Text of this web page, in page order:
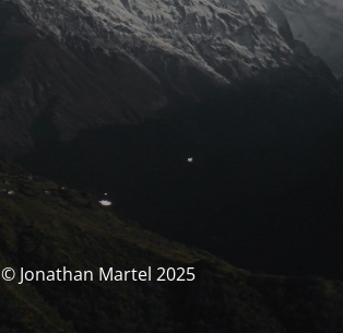
© Jonathan Martel 2025